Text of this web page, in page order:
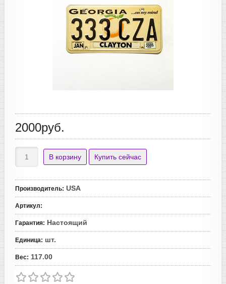
2000руб.
Производитель: USA
Артикул:
Гарантия: Настоящий
Единица: шт.
Вес: 117.00